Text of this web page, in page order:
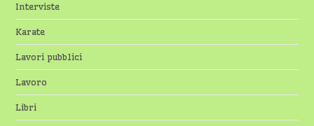
Interviste
Karate
Lavori pubblici
Lavoro
Libri